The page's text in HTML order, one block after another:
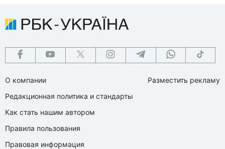
О компании
Редакционная политика и стандарты
Как стать нашим автором
Правила пользования
Правовая информация
Разместить рекламу